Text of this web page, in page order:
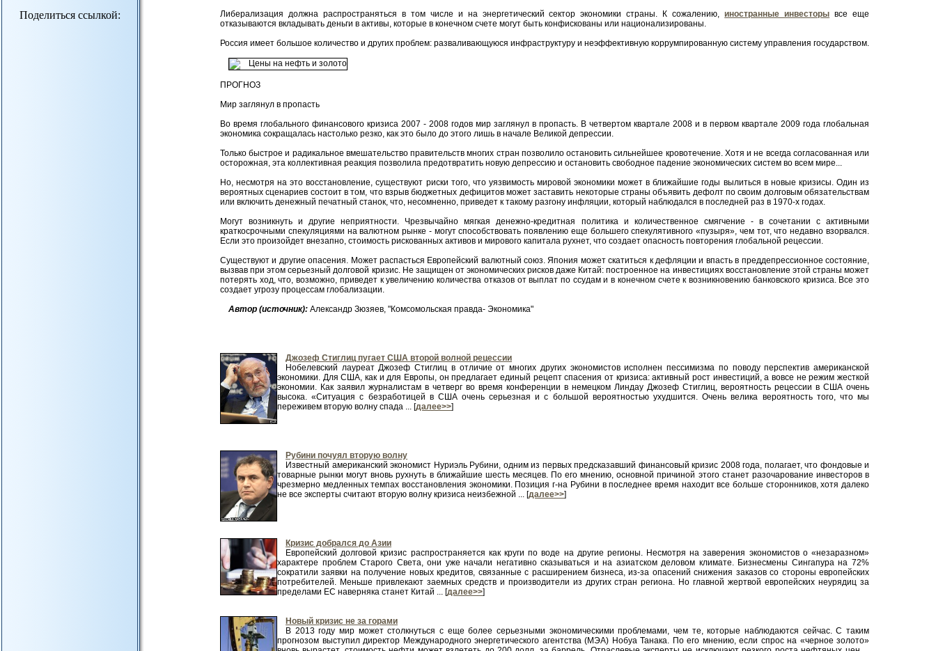
Поделиться ссылкой:
Либерализация должна распространяться в том числе и на энергетический сектор экономики страны. К сожалению,иностранные инвесторы все еще
отказываются вкладывать деньги в активы, которые в конечном счете могут быть конфискованы или национализированы.
Россия имеет большое количество и других проблем: разваливающуюся инфраструктуру и неэффективную коррумпированную систему управления государством.
ПРОГНОЗ
Мир заглянул в пропасть
Во время глобального финансового кризиса 2007 - 2008 годов мир заглянул в пропасть. В четвертом квартале 2008 и в первом квартале 2009 года глобальная
экономика сокращалась настолько резко, как это было до этого лишь в начале Великой депрессии.
Только быстрое и радикальное вмешательство правительств многих стран позволило остановить сильнейшее кровотечение. Хотя и не всегда согласованная или
осторожная, эта коллективная реакция позволила предотвратить новую депрессию и остановить свободное падение экономических систем во всем мире...
Но, несмотря на это восстановление, существуют риски того, что уязвимость мировой экономики может в ближайшие годы вылиться в новые кризисы. Один из
вероятных сценариев состоит в том, что взрыв бюджетных дефицитов может заставить некоторые страны объявить дефолт по своим долговым обязательствам
или включить денежный печатный станок, что, несомненно, приведет к такому разгону инфляции, который наблюдался в последней раз в 1970-х годах.
Могут возникнуть и другие неприятности. Чрезвычайно мягкая денежно-кредитная политика и количественное смягчение - в сочетании с активными
краткосрочными спекуляциями на валютном рынке - могут способствовать появлению еще большего спекулятивного «пузыря», чем тот, что недавно взорвался.
Если это произойдет внезапно, стоимость рискованных активов и мирового капитала рухнет, что создает опасность повторения глобальной рецессии.
Существуют и другие опасения. Может распасться Европейский валютный союз. Япония может скатиться к дефляции и впасть в преддепрессионное состояние,
вызвав при этом серьезный долговой кризис. Не защищен от экономических рисков даже Китай: построенное на инвестициях восстановление этой страны может
потерять ход, что, возможно, приведет к увеличению количества отказов от выплат по ссудам и в конечном счете к возникновению банковского кризиса. Все это
создает угрозу процессам глобализации.
Автор (источник): Александр Зюзяев, "Комсомольская правда- Экономика"
Джозеф Стиглиц пугает США второй волной рецессии
Нобелевский лауреат Джозеф Стиглиц в отличие от многих других экономистов исполнен пессимизма по поводу перспектив американской
экономики. Для США, как и для Европы, он предлагает единый рецепт спасения от кризиса: активный рост инвестиций, а вовсе не режим жесткой
экономии. Как заявил журналистам в четверг во время конференции в немецком Линдау Джозеф Стиглиц, вероятность рецессии в США очень
высока. «Ситуация с безработицей в США очень серьезная и с большой вероятностью ухудшится. Очень велика вероятность того, что мы
переживем вторую волну спада ... [далее>>]
Рубини почуял вторую волну
Известный американский экономист Нуриэль Рубини, одним из первых предсказавший финансовый кризис 2008 года, полагает, что фондовые и
товарные рынки могут вновь рухнуть в ближайшие шесть месяцев. По его мнению, основной причиной этого станет разочарование инвесторов в
чрезмерно медленных темпах восстановления экономики. Позиция г-на Рубини в последнее время находит все больше сторонников, хотя далеко
не все эксперты считают вторую волну кризиса неизбежной ... [далее>>]
Кризис добрался до Азии
Европейский долговой кризис распространяется как круги по воде на другие регионы. Несмотря на заверения экономистов о «незаразном»
характере проблем Старого Света, они уже начали негативно сказываться и на азиатском деловом климате. Бизнесмены Сингапура на 72%
сократили заявки на получение новых кредитов, связанные с расширением бизнеса, из-за опасений снижения заказов со стороны европейских
потребителей. Меньше привлекают заемных средств и производители из других стран региона. Но главной жертвой европейских неурядиц за
пределами ЕС наверняка станет Китай ... [далее>>]
Новый кризис не за горами
В 2013 году мир может столкнуться с еще более серьезными экономическими проблемами, чем те, которые наблюдаются сейчас. С таким
прогнозом выступил директор Международного энергетического агентства (МЭА) Нобуа Танака. По его мнению, если спрос на «черное золото»